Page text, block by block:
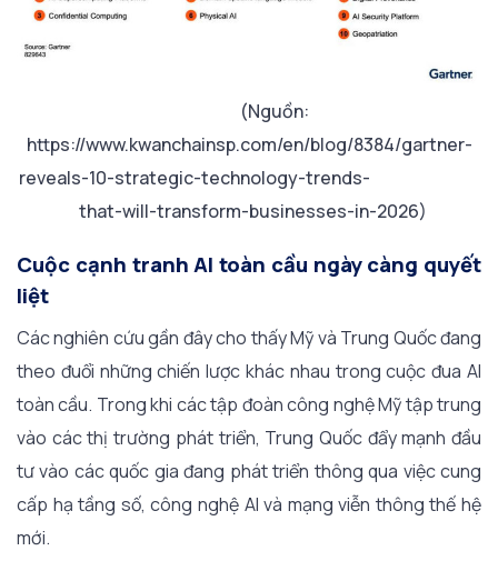
(Nguồn:
https://www.kwanchainsp.com/en/blog/8384/gartner-
reveals-10-strategic-technology-trends-
that-will-transform-businesses-in-2026)
Cuộc cạnh tranh AI toàn cầu ngày càng quyết
liệt
Các nghiên cứu gần đây cho thấy Mỹ và Trung Quốc đang
theo đuổi những chiến lược khác nhau trong cuộc đua AI
toàn cầu. Trong khi các tập đoàn công nghệ Mỹ tập trung
vào các thị trường phát triển, Trung Quốc đẩy mạnh đầu
tư vào các quốc gia đang phát triển thông qua việc cung
cấp hạ tầng số, công nghệ AI và mạng viễn thông thế hệ
mới.